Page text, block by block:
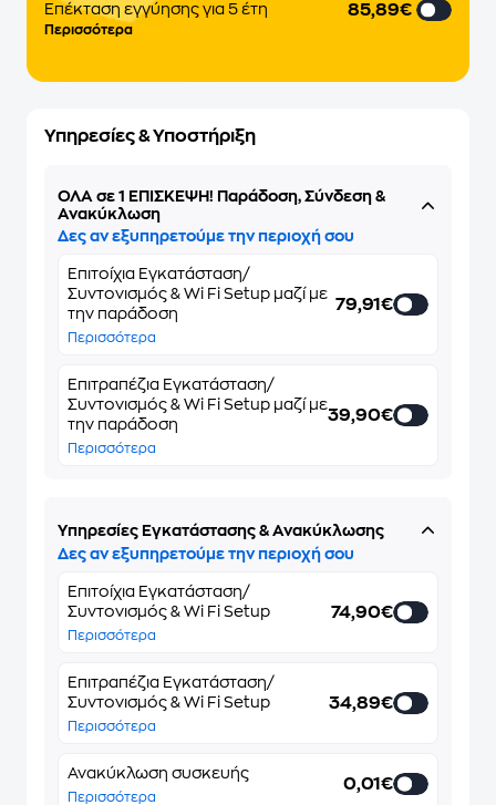
Eπέκταση εγγύησης για 5 έτη
Περισσότερα
85,89€
Υπηρεσίες & Υποστήριξη
ΌΛΑ σε 1 ΕΠΙΣΚΕΨΗ! Παράδοση, Σύνδεση &
Ανακύκλωση
Δες αν εξυπηρετούμε την περιοχή σου
Επιτοίχια Εγκατάσταση/
Συντονισμός & Wi Fi Setup μαζί με
την παράδοση
Περισσότερα
79,91€
Επιτραπέζια Εγκατάσταση/
Συντονισμός & Wi Fi Setup μαζί με
την παράδοση
Περισσότερα
39,90€
Υπηρεσίες Εγκατάστασης & Ανακύκλωσης
Δες αν εξυπηρετούμε την περιοχή σου
Επιτοίχια Εγκατάσταση/
Συντονισμός & Wi Fi Setup
Περισσότερα
74,90€
Επιτραπέζια Εγκατάσταση/
Συντονισμός & Wi Fi Setup
Περισσότερα
34,89€
Ανακύκλωση συσκευής
Περισσότερα
0,01€